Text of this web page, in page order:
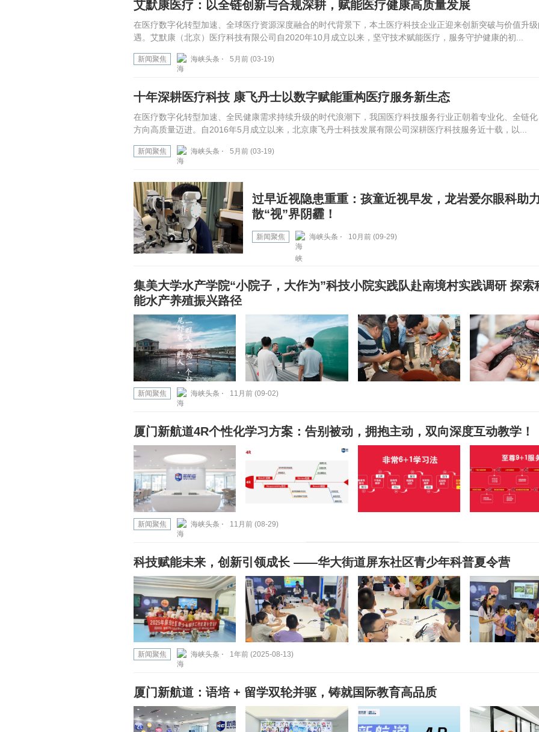
艾默康医疗：以全链创新与合规深耕，赋能医疗健康高质量发展
在医疗数字化转型加速、全球医疗资源深度融合的时代背景下，本土医疗科技企业正迎来创新突破与价值升
遇。艾默康（北京）医疗科技有限公司自2020年10月成立以来，坚守技术赋能医疗，服务守护健康的初...
新闻聚焦 海峡头条 ⋅ 5月前 (03-19)
十年深耕医疗科技 康飞丹士以数字赋能重构医疗服务新生态
在医疗数字化转型加速、全民健康需求持续升级的时代浪潮下，我国医疗科技服务行业正朝着专业化、全链
方向高质量迈进。自2016年5月成立以来，北京康飞丹士科技发展有限公司深耕医疗科技服务近十载，以...
新闻聚焦 海峡头条 ⋅ 5月前 (03-19)
过早近视隐患重重：孩童近视早发，龙岩爱尔眼科助
散“视”界阴霾！
新闻聚焦 海峡头条 ⋅ 10月前 (09-29)
集美大学水产学院“小院子，大作为”科技小院实践队赴南境村实践调研 探索
能水产养殖振兴路径
新闻聚焦 海峡头条 ⋅ 11月前 (09-02)
厦门新航道4R个性化学习方案：告别被动，拥抱主动，双向深度互动教学！
新闻聚焦 海峡头条 ⋅ 11月前 (08-29)
科技赋能未来，创新引领成长 ——华大街道屏东社区青少年科普夏令营
新闻聚焦 海峡头条 ⋅ 1年前 (2025-08-13)
厦门新航道：语培 + 留学双轮并驱，铸就国际教育高品质